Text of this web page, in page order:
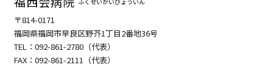
〒814-0171
福岡県福岡市早良区野芥1丁目2番地36号
TEL：092-861-2780 （代表）
FAX：092-861-2111（代表）